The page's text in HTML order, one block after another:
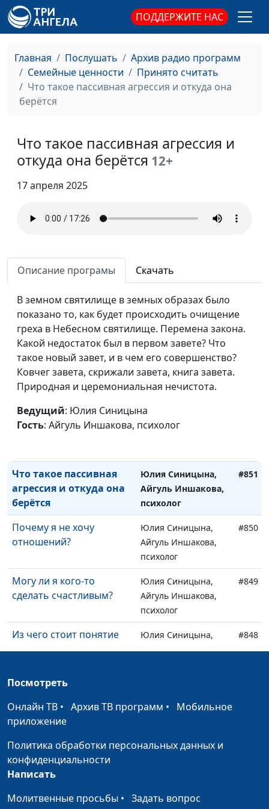
ПОДДЕРЖИТЕ НАС
Главная Послушать
Архив радио программ
Семейные ценности
Принято считать
Что такое пассивная агрессия и откуда она
берётся
Что такое пассивная агрессия и
откуда она берётся 12+
17 апреля 2025
Описание програмы Скачать
В земном святилище в земных образах было
показано то, как будет происходить очищение
греха в Небесном святилище. Перемена закона.
Какой недостаток был в первом завете? Что
такое новый завет, и в чем его совершенство?
Ковчег завета, скрижали завета, книга завета.
Природная и церемониальная нечистота.
Ведущий: Юлия Синицына
Гость: Айгуль Иншакова, психолог
стресс
Айгуль Иншакова,
психолог
женственность
Айгуль Иншакова,
психолог
Как стать более
Как негативные
установки мешают нам
жить
Юлия Синицына,
Айгуль Иншакова,
самости
Айгуль Иншакова,
Шаги к здоровой
самооценке
Айгуль Иншакова,
Как реализовать себя
Юлия Синицына,
Айгуль Иншакова,
психолог
#854
Почему важно
соблюдать личные
границы
Юлия Синицына,
Что делать с ленью и
выгоранием
Юлия Синицына,
Что такое пассивная
агрессия и откуда она
берётся
Юлия Синицына,
Айгуль Иншакова,
психолог
#851
Почему я не хочу
отношений?
Юлия Синицына,
Айгуль Иншакова,
психолог
#850
Могу ли я кого-то
сделать счастливым?
Юлия Синицына,
Айгуль Иншакова,
психолог
#849
Из чего стоит понятие
имиджа
Юлия Синицына,
Айгуль Иншакова,
#848
Что такое выученная
беспомощность и как
узнать её в себе
Айгуль Иншакова,
Интуиция - существует
ли она?
Юлия Синицына,
Профилактика
Анна Ронжина,
Посмотреть
Онлайн ТВ • Архив ТВ программ • Мобильное
приложение
Политика обработки персональных данных и
конфиденциальности
Написать
Молитвенные просьбы • Задать вопрос